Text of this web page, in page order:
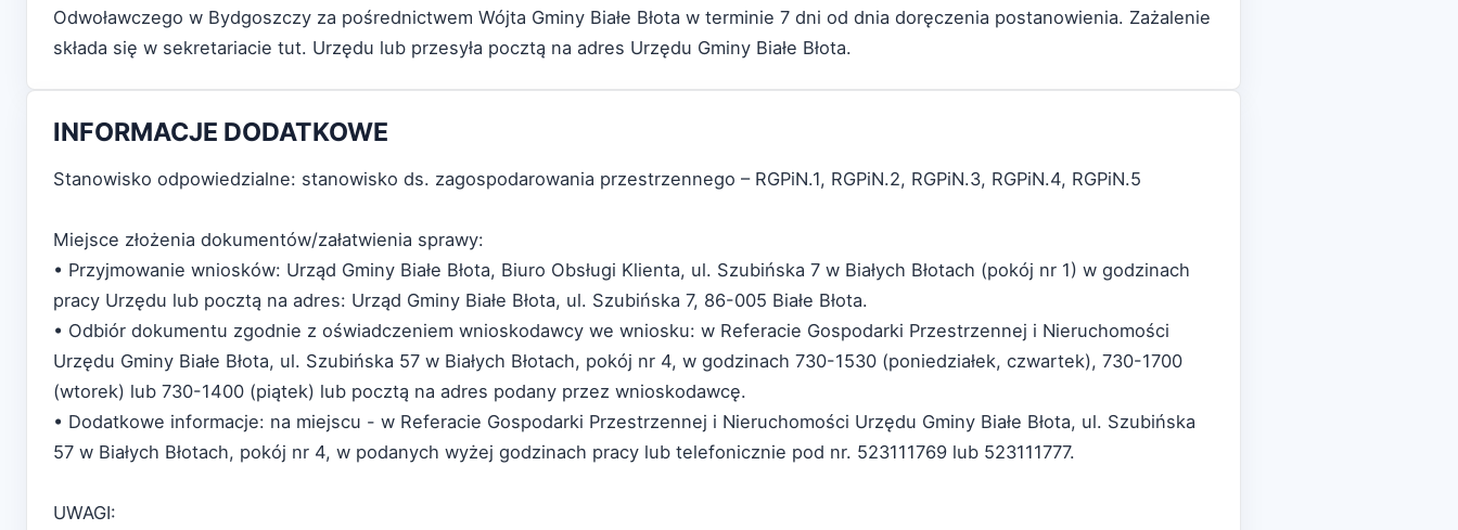
Odwoławczego w Bydgoszczy za pośrednictwem Wójta Gminy Białe Błota w terminie 7 dni od dnia doręczenia postanowienia. Zażalenie
składa się w sekretariacie tut. Urzędu lub przesyła pocztą na adres Urzędu Gminy Białe Błota.
INFORMACJE DODATKOWE
Stanowisko odpowiedzialne: stanowisko ds. zagospodarowania przestrzennego – RGPiN.1, RGPiN.2, RGPiN.3, RGPiN.4, RGPiN.5
Miejsce złożenia dokumentów/załatwienia sprawy:
• Przyjmowanie wniosków: Urząd Gminy Białe Błota, Biuro Obsługi Klienta, ul. Szubińska 7 w Białych Błotach (pokój nr 1) w godzinach
pracy Urzędu lub pocztą na adres: Urząd Gminy Białe Błota, ul. Szubińska 7, 86-005 Białe Błota.
• Odbiór dokumentu zgodnie z oświadczeniem wnioskodawcy we wniosku: w Referacie Gospodarki Przestrzennej i Nieruchomości
Urzędu Gminy Białe Błota, ul. Szubińska 57 w Białych Błotach, pokój nr 4, w godzinach 730-1530 (poniedziałek, czwartek), 730-1700
(wtorek) lub 730-1400 (piątek) lub pocztą na adres podany przez wnioskodawcę.
• Dodatkowe informacje: na miejscu - w Referacie Gospodarki Przestrzennej i Nieruchomości Urzędu Gminy Białe Błota, ul. Szubińska
57 w Białych Błotach, pokój nr 4, w podanych wyżej godzinach pracy lub telefonicznie pod nr. 523111769 lub 523111777.
UWAGI: